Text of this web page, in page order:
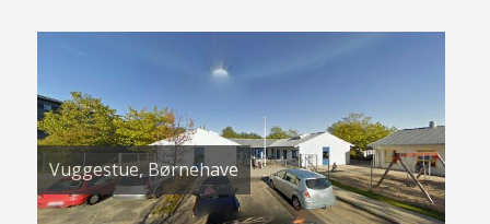
Vuggestue, Børnehave